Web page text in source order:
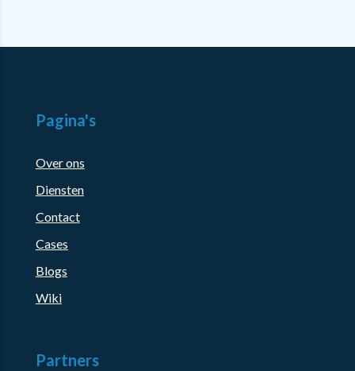
Pagina's
Over ons
Diensten
Contact
Cases
Blogs
Wiki
Partners